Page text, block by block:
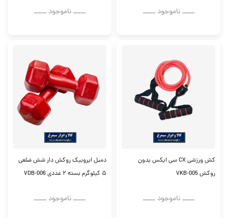
ــــــ ناموجود ــــــ ــــــ ناموجود ــــــ
کش ورزشی CX سی ایکس بدون
روکش VKB-005
ــــــ ناموجود ــــــ
دمبل ایروبیک روکش دار شش ضلعی
۵ کیلوگرم بسته ۲ عددی VDB-006
ــــــ ناموجود ــــــ